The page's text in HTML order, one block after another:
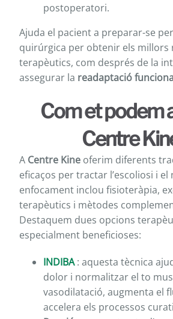
postoperatori.
Ajuda el pacient a preparar-se
quirúrgica per obtenir els millors
terapèutics, com després de la
assegurar la readaptació
Com et podem
Centre
A Centre Kineoferim diferents
eficaços per tractar l’escoliosi i el
enfocament inclou fisioteràpia,
terapèutics i mètodes
Destaquem dues opcions
especialment beneficioses:
INDIBA: aquesta tècnica
dolor i normalitzar el to
vasodilatació, augmenta el
accelera els processos